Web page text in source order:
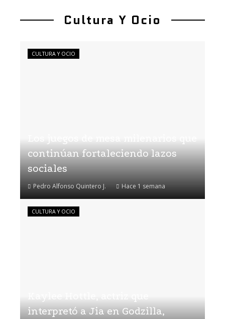
Cultura Y Ocio
continúan fortaleciendo lazos
sociales
Pedro Alfonso Quintero J. Hace 1 semana
CULTURA Y OCIO
interpretó a Jia en Godzilla,
CULTURA Y OCIO